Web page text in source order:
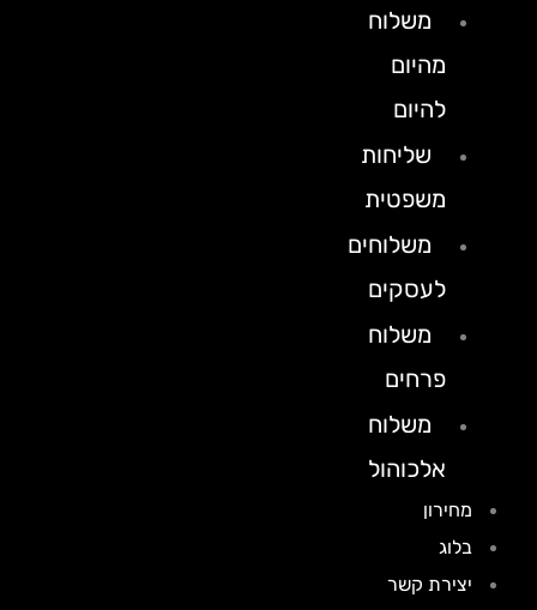
משלוח
מהיום
להיום
שליחות
משפטית
משלוחים
לעסקים
משלוח
פרחים
משלוח
אלכוהול
מחירון
בלוג
יצירת קשר